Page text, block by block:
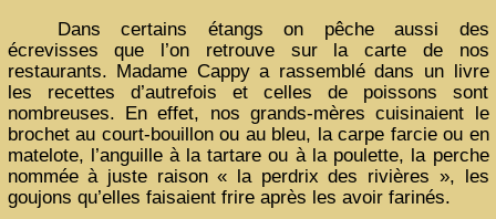
Dans certains étangs on pêche aussi des
écrevisses que l’on retrouve sur la carte de nos
restaurants. Madame Cappy a rassemblé dans un livre
les recettes d’autrefois et celles de poissons sont
nombreuses. En effet, nos grands-mères cuisinaient le
brochet au court-bouillon ou au bleu, la carpe farcie ou en
matelote, l’anguille à la tartare ou à la poulette, la perche
nommée à juste raison « la perdrix des rivières », les
goujons qu’elles faisaient frire après les avoir farinés.